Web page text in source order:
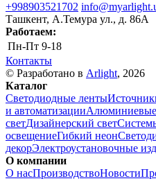
+998903521702
Ташкент, А.Темура ул., д. 86А
Работаем:
Пн-Пт 9-18
Контакты
© Разработано в Arlight, 2026
Каталог
Светодиодные ленты
и автоматизации
светДизайнерский свет
освещениеГибкий неон
декорЭлектроустановочные
О компании
О насПроизводствоНовости